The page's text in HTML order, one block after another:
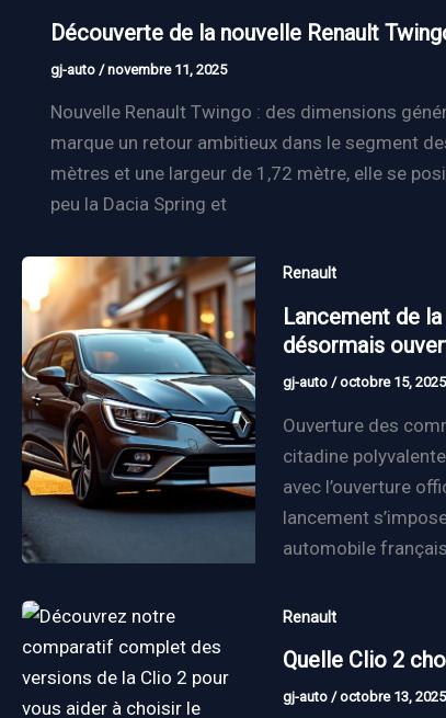
Découverte de la nouvelle Renault
gj-auto /novembre 11, 2025
Nouvelle Renault Twingo : des dimensions
marque un retour ambitieux dans le segment
mètres et une largeur de 1,72 mètre, elle se
peu la Dacia Spring et
Renault
Lancement de
désormais
gj-auto /octobre 15, 2025
Ouverture des
citadine
avec l’ouverture
lancement
automobile
Renault
Quelle Clio 2
gj-auto/octobre 13, 2025